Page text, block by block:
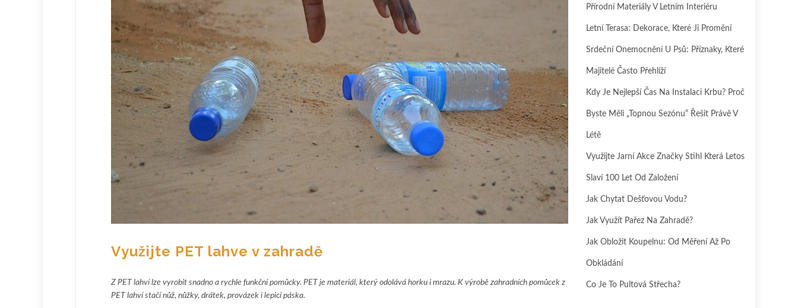
Využijte PET lahve v zahradě
Z PET lahví lze vyrobit snadno a rychle funkční pomůcky. PET je materiál, který odolává horku i mrazu. K výrobě zahradních pomůcek z
PET lahví stačí nůž, nůžky, drátek, provázek i lepicí páska.
Přírodní Materiály V Letním Interiéru
Letní Terasa: Dekorace, Které Ji Promění
Srdeční Onemocnění U Psů: Příznaky, Které
Majitelé Často Přehlíží
Kdy Je Nejlepší Čas Na Instalaci Krbu? Proč
Byste Měli „topnou Sezónu“ Řešit Právě V
Létě
Využijte Jarní Akce Značky Stihl Která Letos
Slaví 100 Let Od Založení
Jak Chytat Dešťovou Vodu?
Jak Využít Pařez Na Zahradě?
Jak Obložit Koupelnu: Od Měření Až Po
Obkládání
Co Je To Pultová Střecha?